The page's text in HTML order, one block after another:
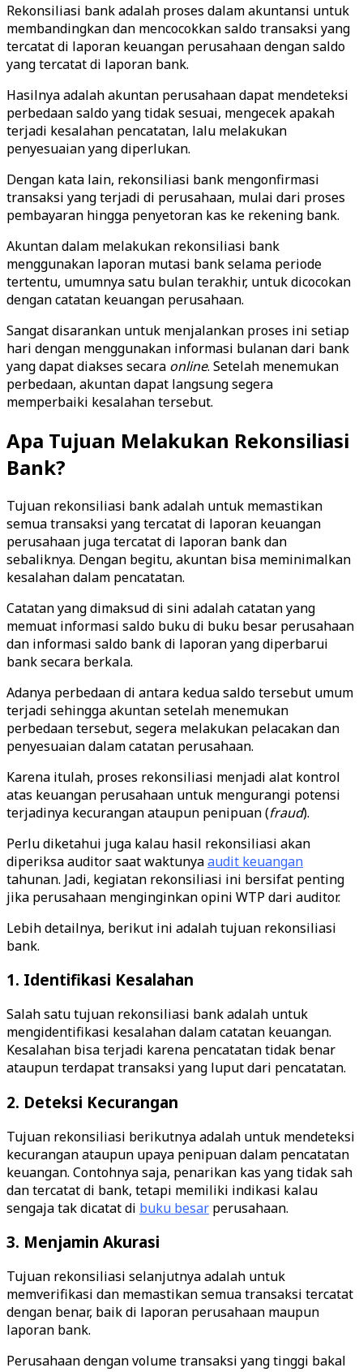
Rekonsiliasi bank adalah proses dalam akuntansi untuk
membandingkan dan mencocokkan saldo transaksi yang
tercatat di laporan keuangan perusahaan dengan saldo
yang tercatat di laporan bank.
Hasilnya adalah akuntan perusahaan dapat mendeteksi
perbedaan saldo yang tidak sesuai, mengecek apakah
terjadi kesalahan pencatatan, lalu melakukan
penyesuaian yang diperlukan.
Dengan kata lain, rekonsiliasi bank mengonfirmasi
transaksi yang terjadi di perusahaan, mulai dari proses
pembayaran hingga penyetoran kas ke rekening bank.
Akuntan dalam melakukan rekonsiliasi bank
menggunakan laporan mutasi bank selama periode
tertentu, umumnya satu bulan terakhir, untuk dicocokan
dengan catatan keuangan perusahaan.
Sangat disarankan untuk menjalankan proses ini setiap
hari dengan menggunakan informasi bulanan dari bank
yang dapat diakses secara online. Setelah menemukan
perbedaan, akuntan dapat langsung segera
memperbaiki kesalahan tersebut.
Apa Tujuan Melakukan Rekonsiliasi
Bank?
Tujuan rekonsiliasi bank adalah untuk memastikan
semua transaksi yang tercatat di laporan keuangan
perusahaan juga tercatat di laporan bank dan
sebaliknya. Dengan begitu, akuntan bisa meminimalkan
kesalahan dalam pencatatan.
Catatan yang dimaksud di sini adalah catatan yang
memuat informasi saldo buku di buku besar perusahaan
dan informasi saldo bank di laporan yang diperbarui
bank secara berkala.
Adanya perbedaan di antara kedua saldo tersebut umum
terjadi sehingga akuntan setelah menemukan
perbedaan tersebut, segera melakukan pelacakan dan
penyesuaian dalam catatan perusahaan.
Karena itulah, proses rekonsiliasi menjadi alat kontrol
atas keuangan perusahaan untuk mengurangi potensi
terjadinya kecurangan ataupun penipuan (fraud).
Perlu diketahui juga kalau hasil rekonsiliasi akan
diperiksa auditor saat waktunyaaudit keuangan
tahunan. Jadi, kegiatan rekonsiliasi ini bersifat penting
jika perusahaan menginginkan opini WTP dari auditor.
Lebih detailnya, berikut ini adalah tujuan rekonsiliasi
bank.
1. Identifikasi Kesalahan
Salah satu tujuan rekonsiliasi bank adalah untuk
mengidentifikasi kesalahan dalam catatan keuangan.
Kesalahan bisa terjadi karena pencatatan tidak benar
ataupun terdapat transaksi yang luput dari pencatatan.
2. Deteksi Kecurangan
Tujuan rekonsiliasi berikutnya adalah untuk mendeteksi
kecurangan ataupun upaya penipuan dalam pencatatan
keuangan. Contohnya saja, penarikan kas yang tidak sah
dan tercatat di bank, tetapi memiliki indikasi kalau
sengaja tak dicatat di buku besar perusahaan.
3. Menjamin Akurasi
Tujuan rekonsiliasi selanjutnya adalah untuk
memverifikasi dan memastikan semua transaksi tercatat
dengan benar, baik di laporan perusahaan maupun
laporan bank.
Perusahaan dengan volume transaksi yang tinggi bakal